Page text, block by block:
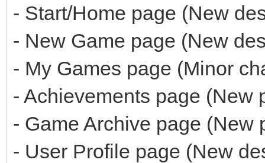
- Start/Home page (New
- New Game page (New
- My Games page (Minor
- Achievements page (New
- Game Archive page (New
- User Profile page (New